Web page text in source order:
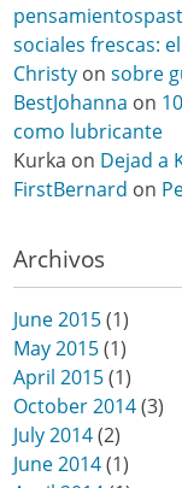
sociales frescas:
Christy onsobre
BestJohanna on
como lubricante
Kurka on Dejad a
FirstBernard on
Archivos
June 2015(1)
May 2015(1)
April 2015(1)
October 2014(3)
July 2014(2)
June 2014(1)